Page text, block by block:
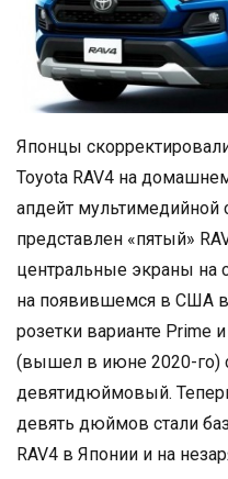
Японцы
Toyota RAV4 на
апдейт
представлен «пятый»
центральные экраны
на появившемся в США
розетки варианте Prime
(вышел в июне 2020-го)
девятидюймовый.
девять дюймов стали
RAV4 в Японии и на